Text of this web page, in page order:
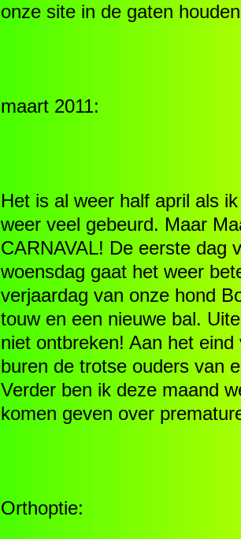
onze site in de gaten
maart 2011:
Het is al weer half april als
weer veel gebeurd. Maar
CARNAVAL! De eerste dag
woensdag gaat het weer
verjaardag van onze hond
touw en een nieuwe bal.
niet ontbreken! Aan het
buren de trotse ouders van
Verder ben ik deze maand
komen geven over
Orthoptie: